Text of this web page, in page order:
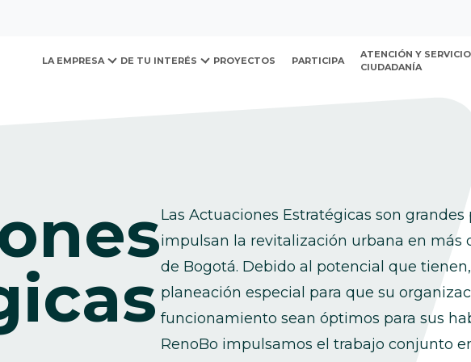
LA EMPRESA DE TU INTERÉS PROYECTOS PARTICIPA
ATENCIÓN Y
CIUDADANÍA
Las Actuaciones Estratégicas son
impulsan la revitalización urbana en más
de Bogotá. Debido al potencial que
planeación especial para que su
funcionamiento sean óptimos para sus
RenoBo impulsamos el trabajo conjunto